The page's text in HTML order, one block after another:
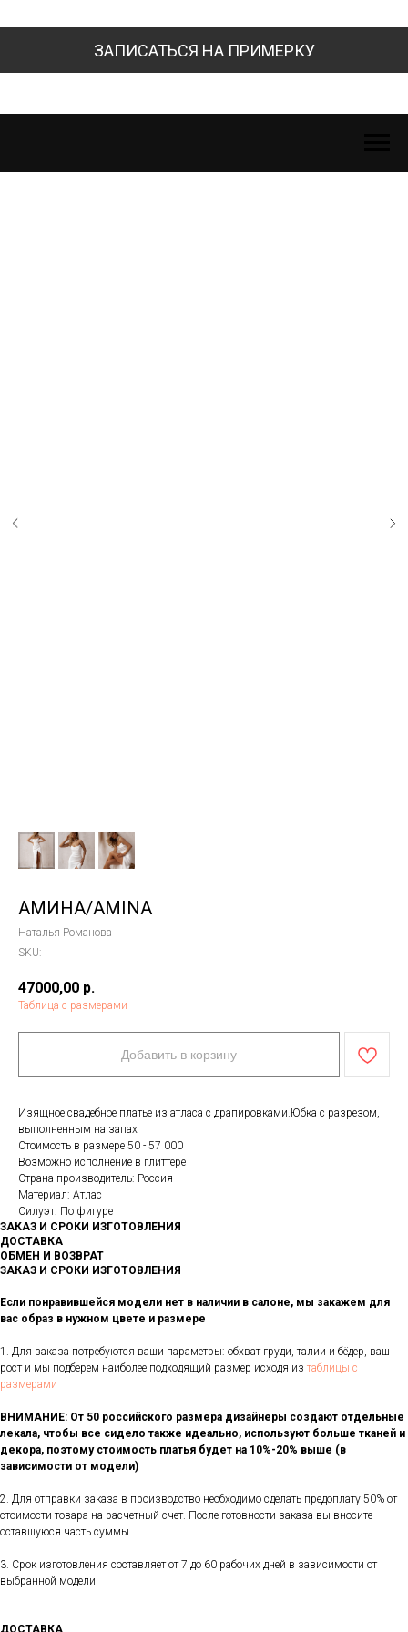
ЗАПИСАТЬСЯ НА ПРИМЕРКУ
АМИНА/AMINA
Наталья Романова
SKU:
47000,00 р.
Таблица с размерами
Добавить в корзину
Изящное свадебное платье из атласа с драпировками.Юбка с разрезом,
выполненным на запах
Стоимость в размере 50 - 57 000
Возможно исполнение в глиттере
Страна производитель: Россия
Материал: Атлас
Силуэт: По фигуре
ЗАКАЗ И СРОКИ ИЗГОТОВЛЕНИЯ
ДОСТАВКА
ОБМЕН И ВОЗВРАТ
ЗАКАЗ И СРОКИ ИЗГОТОВЛЕНИЯ
Если понравившейся модели нет в наличии в салоне, мы закажем для
вас образ в нужном цвете и размере
1. Для заказа потребуются ваши параметры: обхват груди, талии и бёдер, ваш
рост и мы подберем наиболее подходящий размер исходя из таблицы с
размерами
ВНИМАНИЕ: От 50 российского размера дизайнеры создают отдельные
лекала, чтобы все сидело также идеально, используют больше тканей и
декора, поэтому стоимость платья будет на 10%-20% выше (в
зависимости от модели)
2. Для отправки заказа в производство необходимо сделать предоплату 50% от
стоимости товара на расчетный счет. После готовности заказа вы вносите
оставшуюся часть суммы
3. Срок изготовления составляет от 7 до 60 рабочих дней в зависимости от
выбранной модели